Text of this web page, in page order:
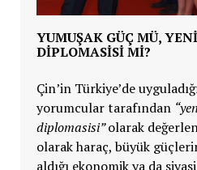
YUMUŞAK GÜÇ MÜ,
DİPLOMASİSİ Mİ?
Çin’in Türkiye’de
yorumcular tarafından
diplomasisi”olarak
olarak haraç, büyük
aldığı ekonomik ya da